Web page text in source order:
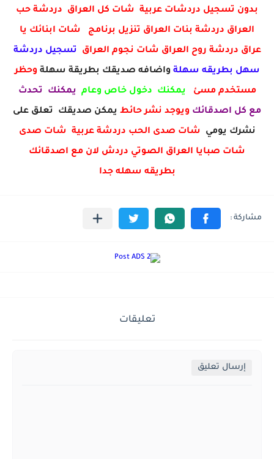
بدون تسجيل دردشات عربية شات كل العراق دردشة حب
العراق دردشة بنات العراق تنزيل برنامج شات ابنائك يا
عراق دردشة روح العراق شات نجوم العراق تسجيل دردشة
سهل بطريقه سهلة واضافه صديقك بطريقة سهلة وحظر
مستخدم مسئ يمكنك دخول خاص وعام يمكنك تحدث
مع كل اصدقائك ويوجد نشر حائط يمكن صديقك تعلق على
نشرك يومي شات صدى الحب دردشة عربية شات صدى
شات صبايا العراق الصوتي دردش لان مع اصدقائك
بطريقه سهله جدا
تعليقات
إرسال تعليق